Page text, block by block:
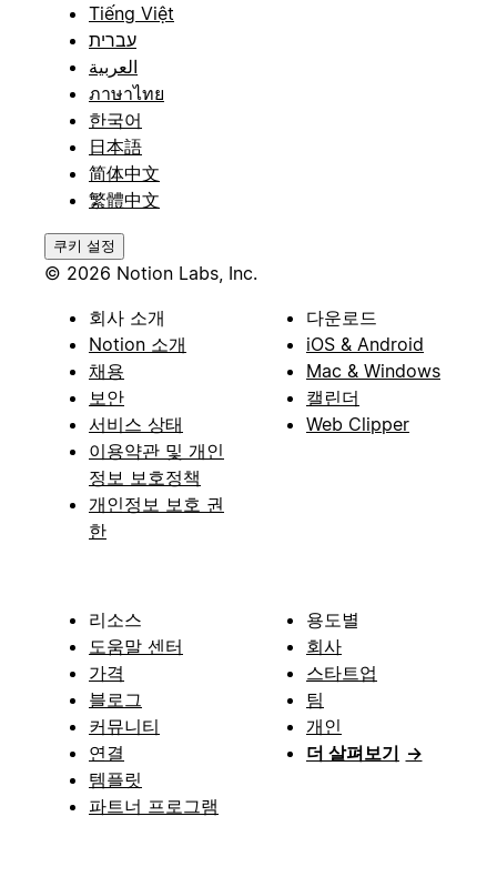
Tiếng Việt
עברית
العربية
ภาษาไทย
한국어
日本語
简体中文
繁體中文
쿠키 설정
© 2026 Notion Labs, Inc.
회사 소개
Notion 소개
채용
보안
서비스 상태
이용약관 및 개인
정보 보호정책
개인정보 보호 권
한
다운로드
iOS & Android
Mac & Windows
캘린더
Web Clipper
리소스
도움말 센터
가격
블로그
커뮤니티
연결
템플릿
파트너 프로그램
용도별
회사
스타트업
팀
개인
더 살펴보기 →